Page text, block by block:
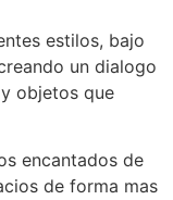
estilos, bajo
un dialogo
objetos que
encantados de
de forma mas